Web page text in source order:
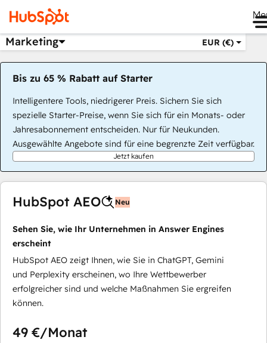
Marketing EUR (€)
Bis zu 65 % Rabatt auf Starter
Intelligentere Tools, niedrigerer Preis. Sichern Sie sich
spezielle Starter-Preise, wenn Sie sich für ein Monats- oder
Jahresabonnement entscheiden. Nur für Neukunden.
Ausgewählte Angebote sind für eine begrenzte Zeit verfügbar.
Jetzt kaufen
HubSpot AEO Neu
Sehen Sie, wie Ihr Unternehmen in Answer Engines
erscheint
HubSpot AEO zeigt Ihnen, wie Sie in ChatGPT, Gemini
und Perplexity erscheinen, wo Ihre Wettbewerber
erfolgreicher sind und welche Maßnahmen Sie ergreifen
können.
49 €/Monat